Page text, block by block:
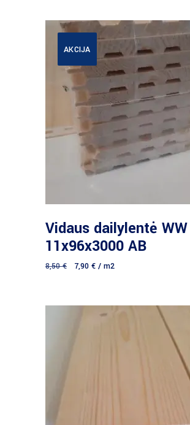
AKCIJA
Daugiau
Vidaus dailylentė
11x96x3000 AB
8,50€ 7,90 € / m2